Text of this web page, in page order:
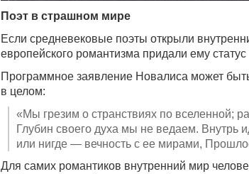
Поэт в страшном мире
Если средневековые поэты открыли
европейского романтизма придали ему
Программное заявление Новалиса может
в целом:
«Мы грезим о странствиях по вселенной;
Глубин своего духа мы не ведаем. Внутрь
или нигде — вечность с ее мирами,
Для самих романтиков внутренний мир